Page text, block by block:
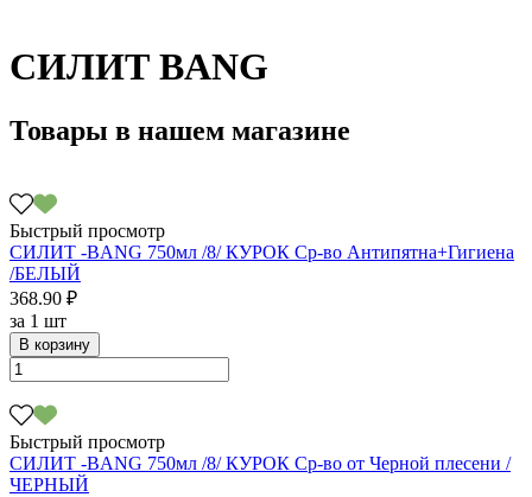
СИЛИТ BANG
Товары в нашем магазине
Быстрый просмотр
СИЛИТ -BANG 750мл /8/ КУРОК Ср-во Антипятна+Гигиена
/БЕЛЫЙ
368.90 ₽
за 1 шт
В корзину
Быстрый просмотр
СИЛИТ -BANG 750мл /8/ КУРОК Ср-во от Черной плесени /
ЧЕРНЫЙ